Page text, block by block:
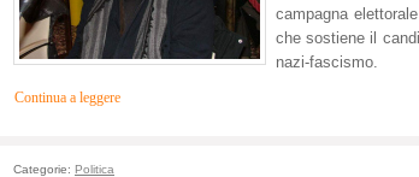
campagna
che sostiene il
nazi-fascismo.
Continua a leggere
Categorie: Politica